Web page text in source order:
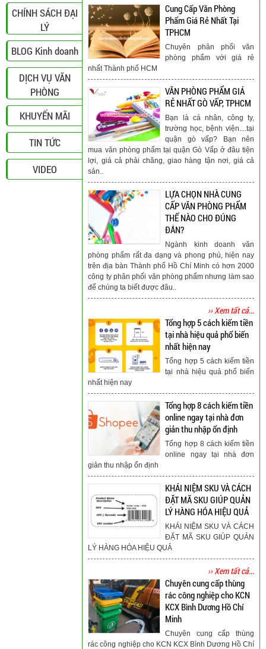
CHÍNH SÁCH ĐẠI
LÝ
BLOG Kinh doanh
DỊCH VỤ VĂN
PHÒNG
KHUYẾN MÃI
TIN TỨC
VIDEO
Cung Cấp Văn Phòng
Phẩm Giá Rẻ Nhất Tại
TPHCM
Chuyên phân phối văn
phòng phẩm với giá rẻ
nhất Thành phố HCM
VĂN PHÒNG PHẨM GIÁ
RẺ NHẤT GÒ VẤP, TPHCM
Bạn là cá nhân, công ty,
trường học, bệnh viện....tại
quận gò vấp? Bạn nên
mua văn phòng phẩm tại quận Gò Vấp ở đâu tiện
lợi, giá cả phải chăng, giao hàng tận nơi, giá cả
sản..
LỰA CHỌN NHÀ CUNG
CẤP VĂN PHÒNG PHẨM
THẾ NÀO CHO ĐÚNG
ĐẮN?
Ngành kinh doanh văn
phòng phẩm rất đa dạng và phong phú, hiện nay
trên địa bàn Thành phố Hồ Chí Minh có hơn 2000
công ty phân phối văn phòng phẩm nhưng làm sao
để chúng ta biết được đâu..
›› Xem tất cả...
Tổng hợp 5 cách kiếm tiền
tại nhà hiệu quả phổ biến
nhất hiện nay
Tổng hợp 5 cách kiếm tiền
tại nhà hiệu quả phổ biến
nhất hiện nay
Tổng hợp 8 cách kiếm tiền
online ngay tại nhà đơn
giản thu nhập ổn định
Tổng hợp 8 cách kiếm tiền
online ngay tại nhà đơn
giản thu nhập ổn định
KHÁI NIỆM SKU VÀ CÁCH
ĐẶT MÃ SKU GIÚP QUẢN
LÝ HÀNG HÓA HIỆU QUẢ
KHÁI NIỆM SKU VÀ CÁCH
ĐẶT MÃ SKU GIÚP QUẢN
LÝ HÀNG HÓA HIỆU QUẢ
›› Xem tất cả...
Chuyên cung cấp thùng
rác công nghiệp cho KCN
KCX Bình Dương Hồ Chí
Minh
Chuyên cung cấp thùng
rác công nghiệp cho KCN KCX Bình Dương Hồ Chí